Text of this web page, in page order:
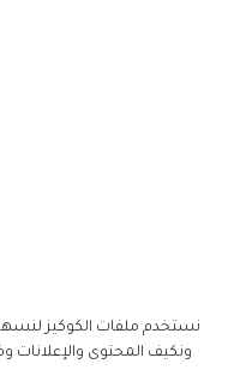
نستخدم ملفات الكوكيز
ونكيف المحتوى والإعلانات